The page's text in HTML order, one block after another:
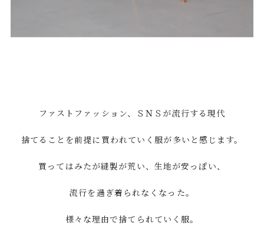
​ファストファッション、ＳＮＳが流行する現代
捨てることを前提に買われていく服が多いと感じます。
買ってはみたが縫製が荒い、生地が安っぽい、
流行を過ぎ着られなくなった。
様々な理由で捨てられていく服。